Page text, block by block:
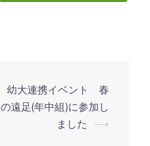
幼大連携イベント 春
の遠足(年中組)に参加し
ました
⟶